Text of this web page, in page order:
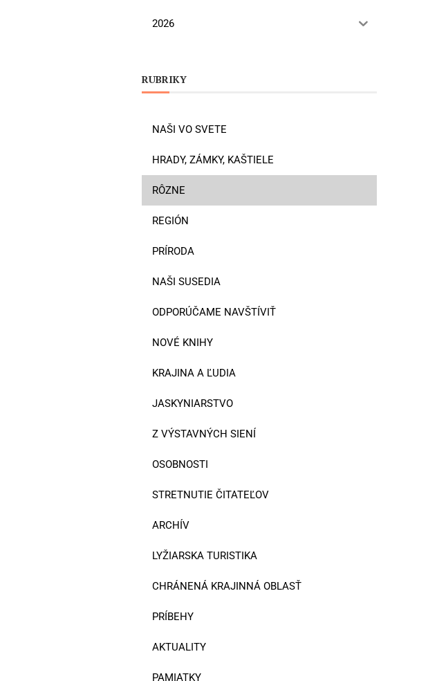
2026
RUBRIKY
NAŠI VO SVETE
HRADY, ZÁMKY, KAŠTIELE
RÔZNE
REGIÓN
PRÍRODA
NAŠI SUSEDIA
ODPORÚČAME NAVŠTÍVIŤ
NOVÉ KNIHY
KRAJINA A ĽUDIA
JASKYNIARSTVO
Z VÝSTAVNÝCH SIENÍ
OSOBNOSTI
STRETNUTIE ČITATEĽOV
ARCHÍV
LYŽIARSKA TURISTIKA
CHRÁNENÁ KRAJINNÁ OBLASŤ
PRÍBEHY
AKTUALITY
PAMIATKY